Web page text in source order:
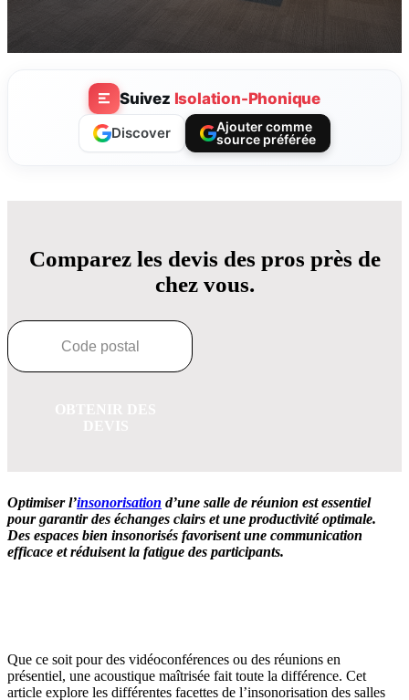
Suivez Isolation-Phonique
Discover
Ajouter comme
source préférée
Comparez les devis des pros près de
chez vous.
Optimiser l’insonorisation d’une salle de réunion est essentiel
pour garantir des échanges clairs et une productivité optimale.
Des espaces bien insonorisés favorisent une communication
efficace et réduisent la fatigue des participants.
Que ce soit pour des vidéoconférences ou des réunions en
présentiel, une acoustique maîtrisée fait toute la différence. Cet
article explore les différentes facettes de l’insonorisation des salles